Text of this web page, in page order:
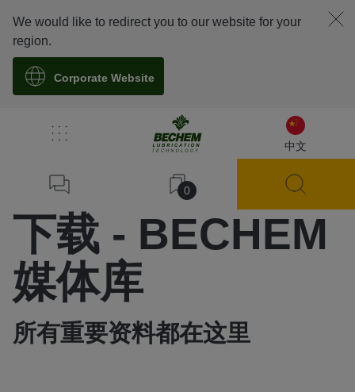
中文
0
We would like to redirect you to our website for your
region.
Corporate Website
下载
下载 - BECHEM
媒体库
所有重要资料都在这里